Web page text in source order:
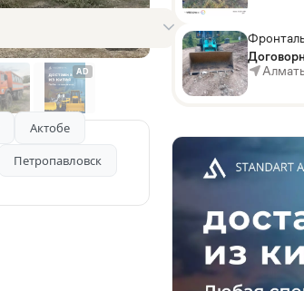
AD
Sunward
Актобе
Петропавловск